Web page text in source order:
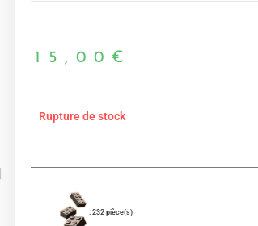
15,00 €
Rupture de stock
: 232 pièce(s)